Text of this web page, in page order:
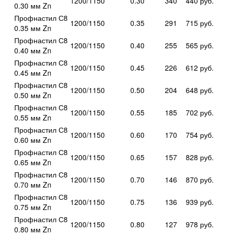
0.30 мм Zn
Профнастил С8
0.35 мм Zn
1200/1150 0.35 291
715 руб.
Профнастил С8
0.40 мм Zn
1200/1150 0.40 255
565 руб.
Профнастил С8
0.45 мм Zn
1200/1150 0.45 226
612 руб.
Профнастил С8
0.50 мм Zn
1200/1150 0.50 204
648 руб.
Профнастил С8
0.55 мм Zn
1200/1150 0.55 185
702 руб.
Профнастил С8
0.60 мм Zn
1200/1150 0.60 170
754 руб.
Профнастил С8
0.65 мм Zn
1200/1150 0.65 157
828 руб.
Профнастил С8
0.70 мм Zn
1200/1150 0.70 146
870 руб.
Профнастил С8
0.75 мм Zn
1200/1150 0.75 136
939 руб.
Профнастил С8
0.80 мм Zn
1200/1150 0.80 127 978 руб.